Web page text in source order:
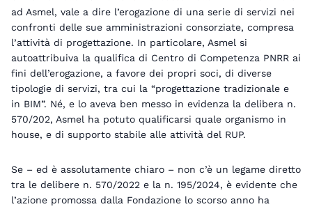
ad Asmel, vale a dire l’erogazione di una serie di servizi nei
confronti delle sue amministrazioni consorziate, compresa
l’attività di progettazione. In particolare, Asmel si
autoattribuiva la qualifica di Centro di Competenza PNRR ai
fini dell’erogazione, a favore dei propri soci, di diverse
tipologie di servizi, tra cui la “progettazione tradizionale e
in BIM”. Né, e lo aveva ben messo in evidenza la delibera n.
570/202, Asmel ha potuto qualificarsi quale organismo in
house, e di supporto stabile alle attività del RUP.
Se – ed è assolutamente chiaro – non c’è un legame diretto
tra le delibere n. 570/2022 e la n. 195/2024, è evidente che
l’azione promossa dalla Fondazione lo scorso anno ha